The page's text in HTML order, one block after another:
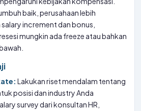
baik, perusahaan lebih
increment dan bonus,
mungkin ada freeze atau bahkan
Lakukan riset mendalam tentang
posisi dan industry Anda
survey dari konsultan HR,